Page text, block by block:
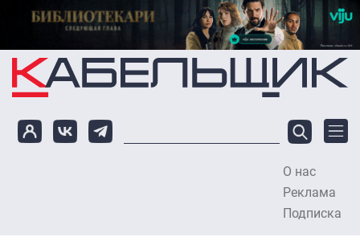
Перейти к основному содержанию
О нас
Реклама
Подписка